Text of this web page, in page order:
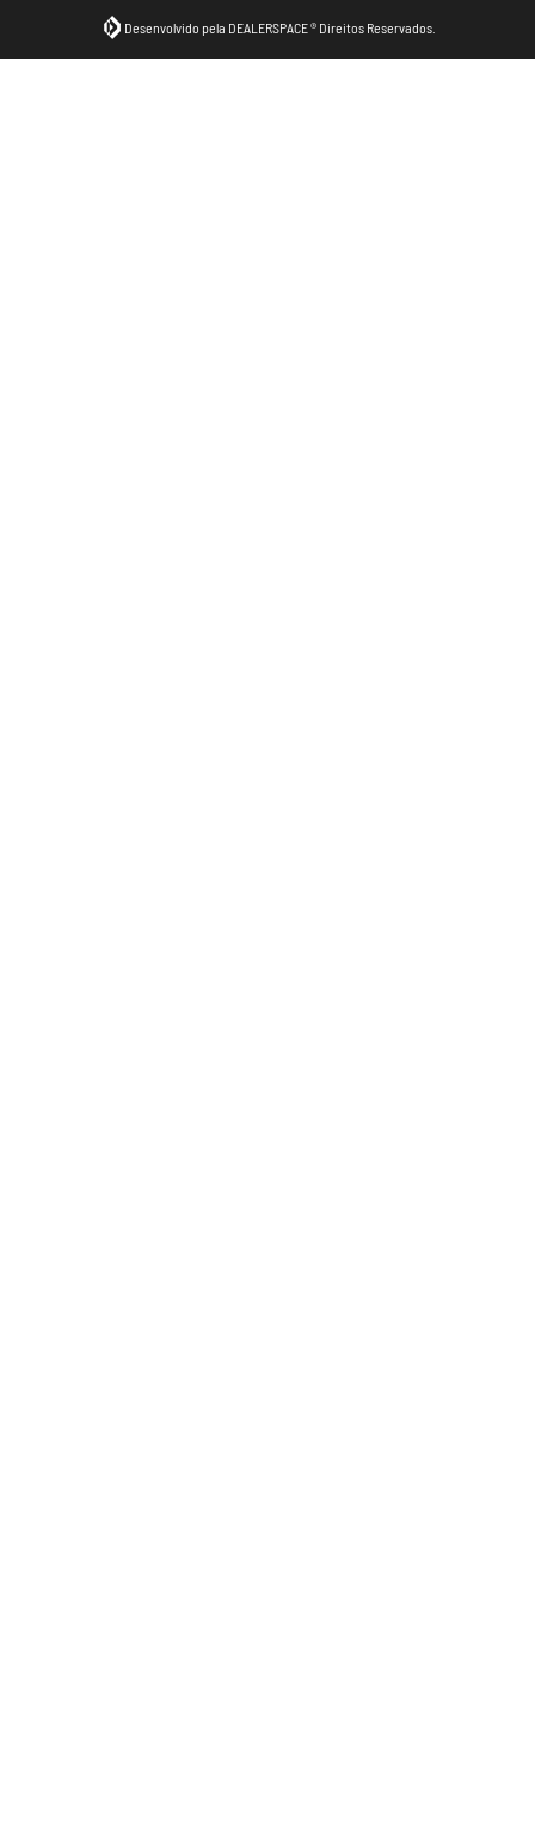
Desenvolvido pela DEALERSPACE ® Direitos Reservados.